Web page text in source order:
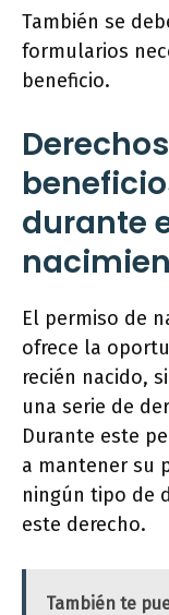
También se
formularios
beneficio.
durante
El permiso de
ofrece la
recién nacido,
una serie de
Durante este
a mantener su
ningún tipo de
este derecho.
También te